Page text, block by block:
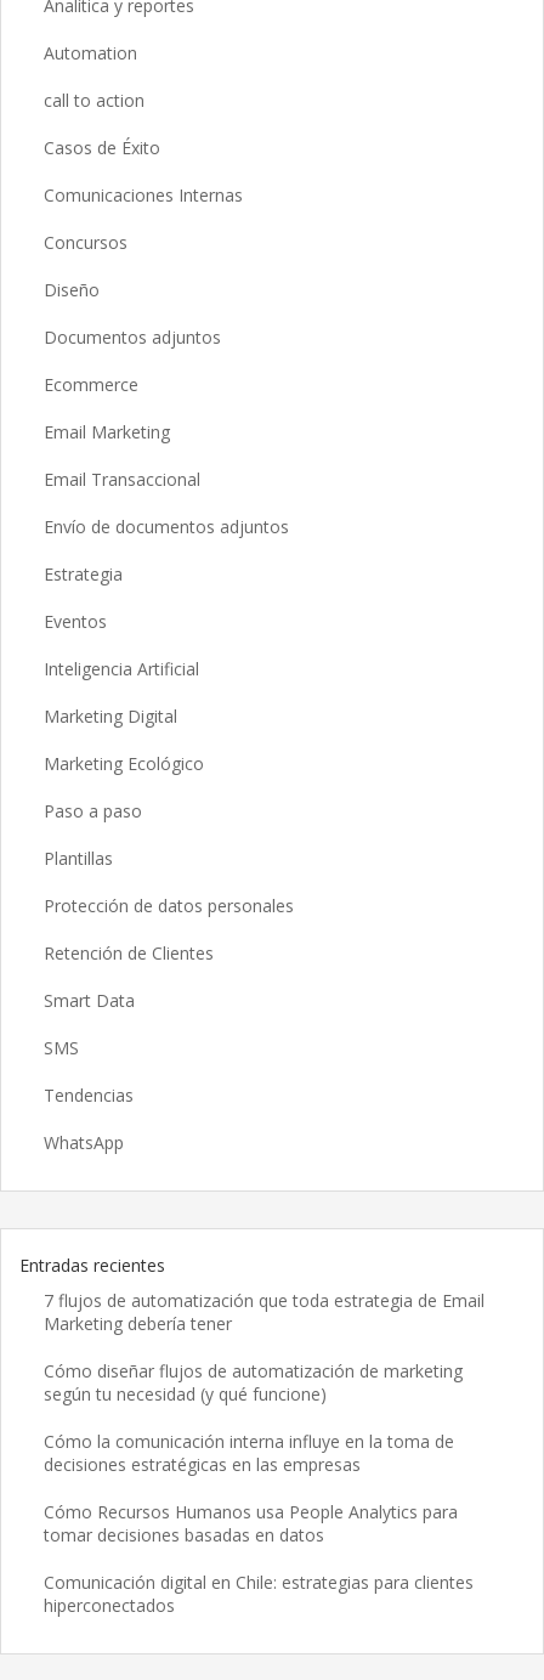
Analítica y reportes
Automation
call to action
Casos de Éxito
Comunicaciones Internas
Concursos
Diseño
Documentos adjuntos
Ecommerce
Email Marketing
Email Transaccional
Envío de documentos adjuntos
Estrategia
Eventos
Inteligencia Artificial
Marketing Digital
Marketing Ecológico
Paso a paso
Plantillas
Protección de datos personales
Retención de Clientes
Smart Data
SMS
Tendencias
WhatsApp
Entradas recientes
7 flujos de automatización que toda estrategia de Email
Marketing debería tener
Cómo diseñar flujos de automatización de marketing
según tu necesidad (y qué funcione)
Cómo la comunicación interna influye en la toma de
decisiones estratégicas en las empresas
Cómo Recursos Humanos usa People Analytics para
tomar decisiones basadas en datos
Comunicación digital en Chile: estrategias para clientes
hiperconectados